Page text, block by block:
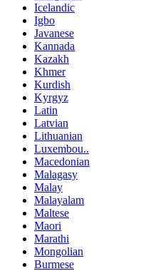
Icelandic
Igbo
Javanese
Kannada
Kazakh
Khmer
Kurdish
Kyrgyz
Latin
Latvian
Lithuanian
Luxembou..
Macedonian
Malagasy
Malay
Malayalam
Maltese
Maori
Marathi
Mongolian
Burmese